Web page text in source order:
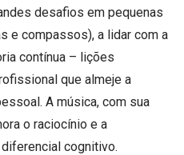
desafios em pequenas
e compassos), a lidar com a
contínua – lições
que almeje a
A música, com sua
o raciocínio e a
cognitivo.